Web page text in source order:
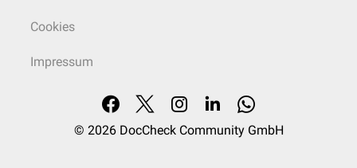
Cookies
Impressum
© 2026 DocCheck Community GmbH